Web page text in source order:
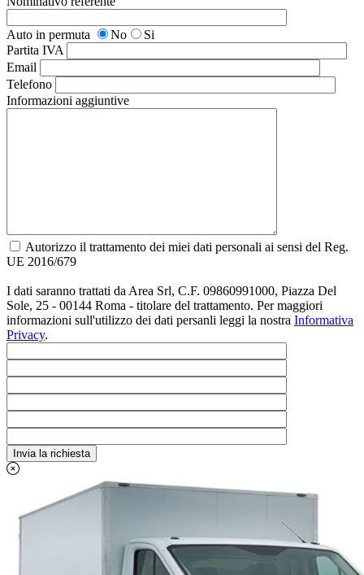
Auto in permuta No
Si
Partita IVA
Email
Telefono
Informazioni aggiuntive
Autorizzo il trattamento dei miei dati personali ai sensi del Reg.
UE 2016/679
I dati saranno trattati da Area Srl, C.F. 09860991000, Piazza Del
Sole, 25 - 00144 Roma - titolare del trattamento. Per maggiori
informazioni sull'utilizzo dei dati persanli leggi la nostra Informativa
Privacy.